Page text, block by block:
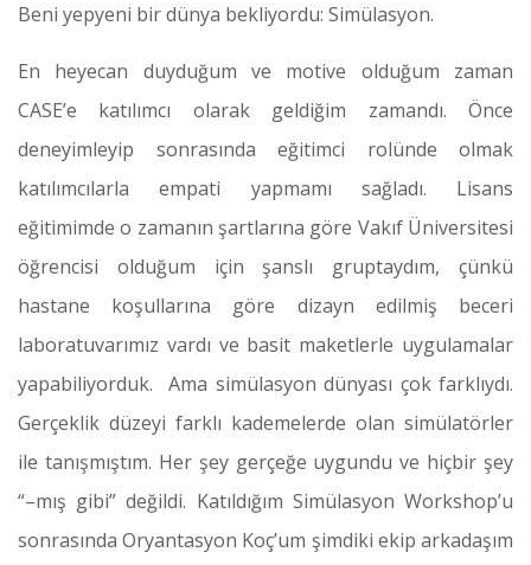
Beni yepyeni bir dünya bekliyordu: Simülasyon.
En heyecan duyduğum ve motive olduğum zaman
CASE’e katılımcı olarak geldiğim zamandı. Önce
deneyimleyip sonrasında eğitimci rolünde olmak
katılımcılarla empati yapmamı sağladı. Lisans
eğitimimde o zamanın şartlarına göre Vakıf Üniversitesi
öğrencisi olduğum için şanslı gruptaydım, çünkü
hastane koşullarına göre dizayn edilmiş beceri
laboratuvarımız vardı ve basit maketlerle uygulamalar
yapabiliyorduk. Ama simülasyon dünyası çok farklıydı.
Gerçeklik düzeyi farklı kademelerde olan simülatörler
ile tanışmıştım. Her şey gerçeğe uygundu ve hiçbir şey
“–mış gibi” değildi. Katıldığım Simülasyon Workshop’u
sonrasında Oryantasyon Koç’um şimdiki ekip arkadaşım